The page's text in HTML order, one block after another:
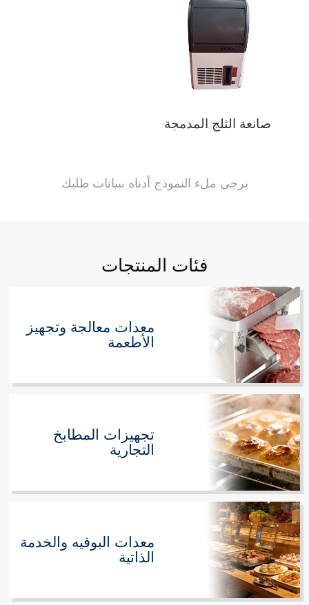
صانعة الثلج المدمجة
يرجى ملء النموذج أدناه ببيانات طلبك
فئات المنتجات
معدات معالجة وتجهيز
الأطعمة
تجهيزات المطابخ
التجارية
معدات البوفيه والخدمة
الذاتية